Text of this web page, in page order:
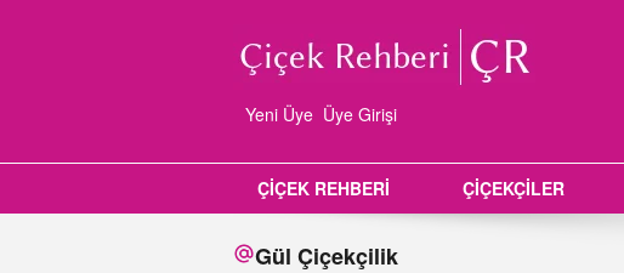
Yeni Üye Üye Girişi
ÇİÇEK REHBERİ ÇİÇEKÇİLER
Gül Çiçekçilik